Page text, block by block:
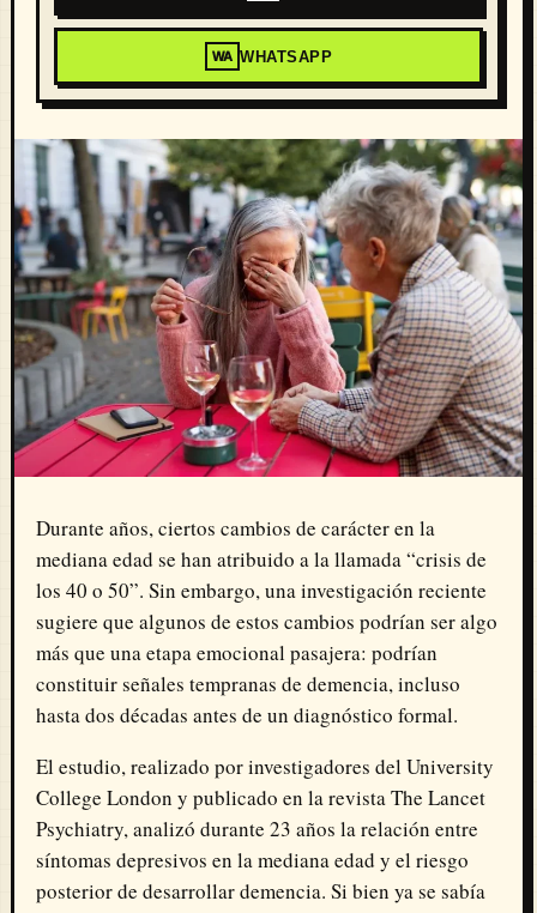
WA WHATSAPP
Durante años, ciertos cambios de carácter en la
mediana edad se han atribuido a la llamada “crisis de
los 40 o 50”. Sin embargo, una investigación reciente
sugiere que algunos de estos cambios podrían ser algo
más que una etapa emocional pasajera: podrían
constituir señales tempranas de demencia, incluso
hasta dos décadas antes de un diagnóstico formal.
El estudio, realizado por investigadores del University
College London y publicado en la revistaThe Lancet
Psychiatry, analizó durante 23 años la relación entre
síntomas depresivos en la mediana edad y el riesgo
posterior de desarrollar demencia. Si bien ya se sabía